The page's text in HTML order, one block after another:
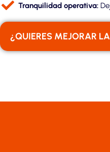
Tranquilidad operativa:
¿QUIERES MEJORAR